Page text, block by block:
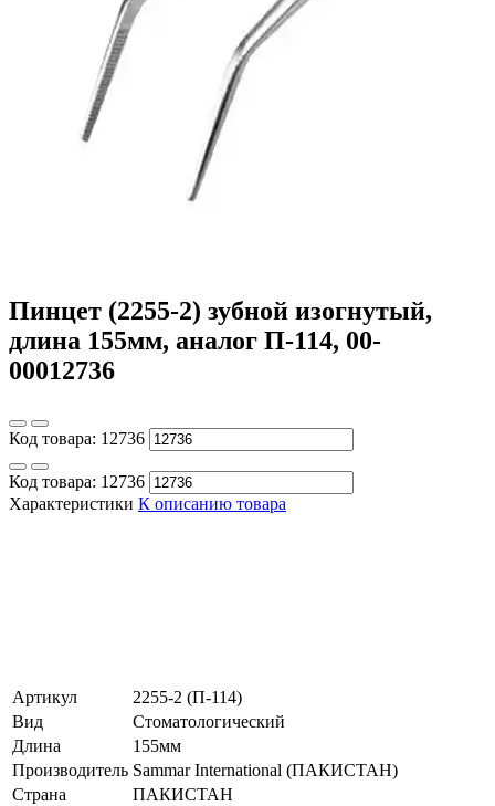
Пинцет (2255-2) зубной изогнутый,
длина 155мм, аналог П-114, 00-
00012736
Код товара: 12736
Код товара: 12736
Характеристики К описанию товара
Артикул
2255-2 (П-114)
Вид
Стоматологический
Длина
155мм
Производитель Sammar International (ПАКИСТАН)
Страна
ПАКИСТАН